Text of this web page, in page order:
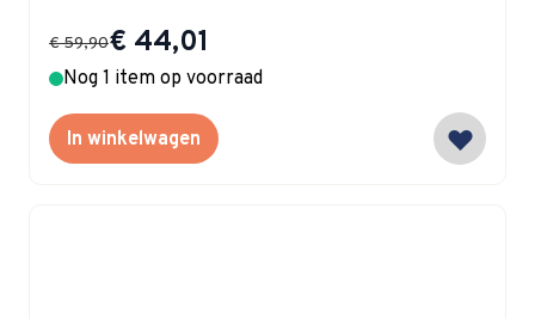
Special Price
€ 44,01
€ 59,90
Nog 1 item op voorraad
In winkelwagen